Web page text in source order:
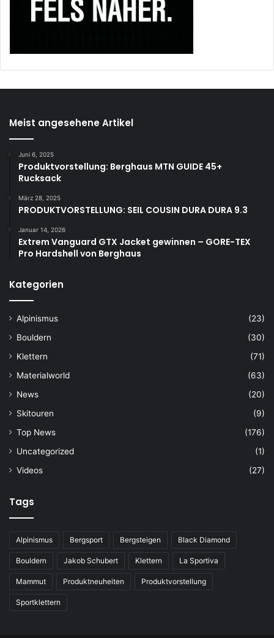
Meist angesehene Artikel
Juni 6, 2025
Produktvorstellung: Berghaus MTN GUIDE 45+
Rucksack
März 28, 2025
PRODUKTVORSTELLUNG: SEIL COUSIN DURA DURA 9.3
Januar 14, 2026
Extrem Vanguard GTX Jacket gewinnen – GORE-TEX
Pro Hardshell von Berghaus
Kategorien
Alpinismus
(23)
Bouldern
(30)
Klettern
(71)
Materialworld
(63)
News
(20)
Skitouren
(9)
Top News
(176)
Uncategorized
(1)
Videos
(27)
Tags
Alpinismus Bergsport Bergsteigen Black Diamond
Bouldern Jakob Schubert Klettern La Sportiva
Mammut Produktneuheiten Produktvorstellung
Sportklettern